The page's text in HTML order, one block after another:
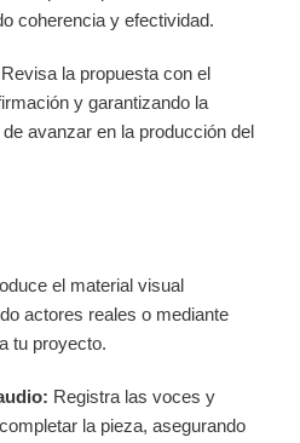
coherencia y efectividad.
Revisa la propuesta con el
y garantizando la
avanzar en la producción del
el material visual
actores reales o mediante
tu proyecto.
Registra las voces y
la pieza, asegurando